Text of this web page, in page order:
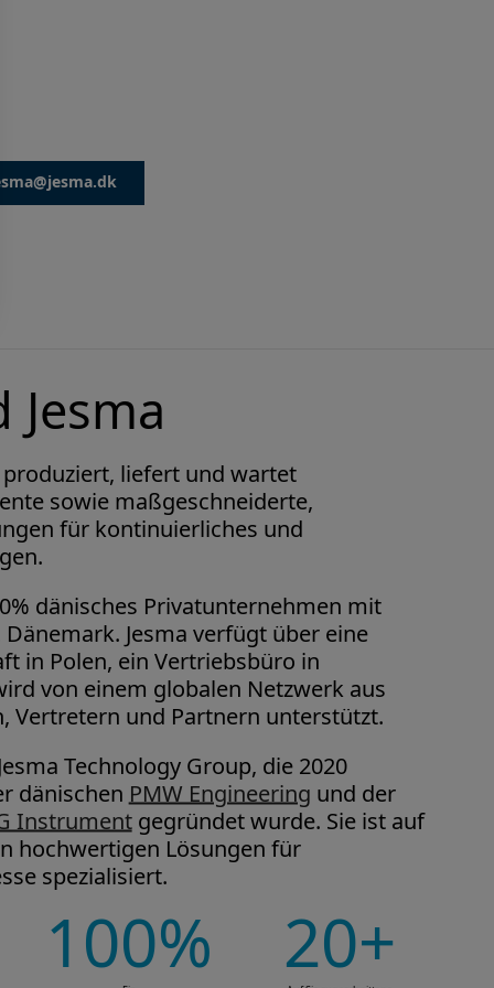
Anfrage für eine Wäge- oder
Sie sich kompetent von
produziert, liefert und wartet
sowie maßgeschneiderte,
für kontinuierliches und
dänisches Privatunternehmen mit
Jesma verfügt über eine
in Polen, ein Vertriebsbüro in
von einem globalen Netzwerk aus
Vertretern und Partnern unterstützt.
Technology Group, die 2020
dänischen PMW Engineering und der
Instrumentgegründet wurde. Sie ist auf
hochwertigen Lösungen für
spezialisiert.
100 20